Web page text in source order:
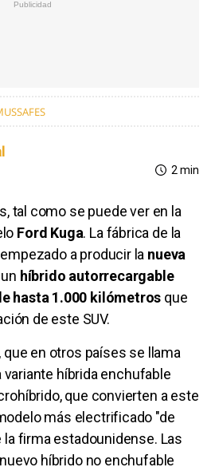
2 min
tal como se puede ver en la
Ford Kuga. La fábrica de la
a producir la nueva
un híbrido autorrecargable
hasta 1.000 kilómetros que
de este SUV.
que en otros países se llama
variante híbrida enchufable
que convierten a este
más electrificado "de
firma estadounidense. Las
híbrido no enchufable